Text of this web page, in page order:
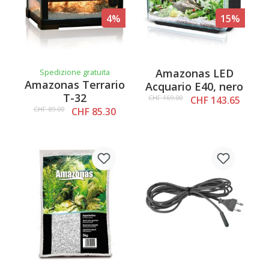
4%
Spedizione gratuita
Amazonas Terrario
T-32
CHF 89.00 CHF 85.30
15%
Amazonas LED
Acquario E40, nero
CHF 169.00 CHF 143.65